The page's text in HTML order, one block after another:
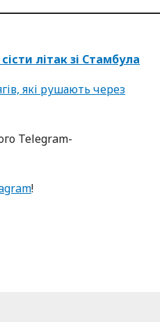
літак зі Стамбула
які рушають через
Telegram-
!